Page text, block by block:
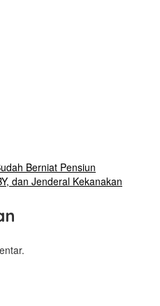
Berniat Pensiun
dan Jenderal Kekanakan